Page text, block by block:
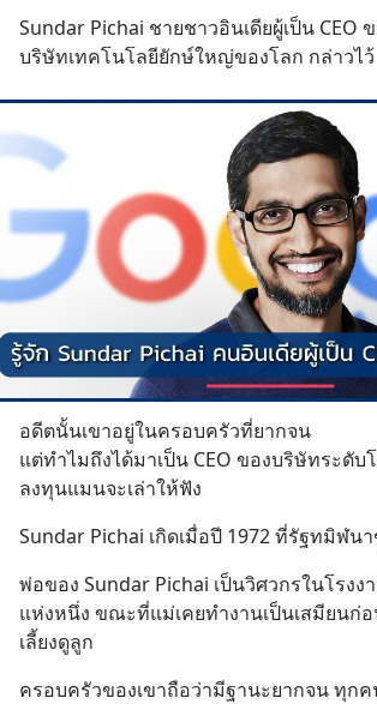
Sundar Pichai ชายชาวอินเดียผู้เป็น CEO
บริษัทเทคโนโลยียักษ์ใหญ่ของโลก กล่าวไว้
อดีตนั้นเขาอยู่ในครอบครัวที่ยากจน
แต่ทำไมถึงได้มาเป็น CEO ของบริษัทระดับ
ลงทุนแมนจะเล่าให้ฟัง
Sundar Pichai เกิดเมื่อปี 1972 ที่รัฐทมิฬน
พ่อของ Sundar Pichai เป็นวิศวกรในโรง
แห่งหนึ่ง ขณะที่แม่เคยทำงานเป็นเสมียนก่
เลี้ยงดูลูก
ครอบครัวของเขาถือว่ามีฐานะยากจน ทุก